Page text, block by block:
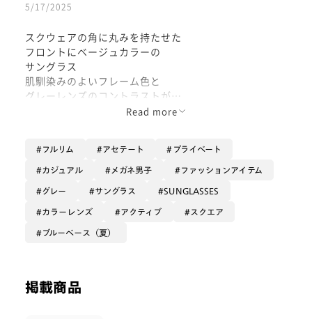
5/17/2025
スクウェアの角に丸みを持たせた
フロントにベージュカラーの
サングラス
肌馴染みのよいフレーム色と
グレーレンズのコントラストが
カッコよく仕上がりますRead more
フルリム アセテート プライベート
カジュアル メガネ男子 ファッションアイテム
グレー サングラス SUNGLASSES
カラーレンズ アクティブ スクエア
ブルーベース（夏）
掲載商品